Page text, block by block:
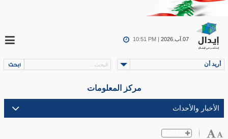
07.آب.2026 10:51 PM |
أريد أن
مركز المعلومات